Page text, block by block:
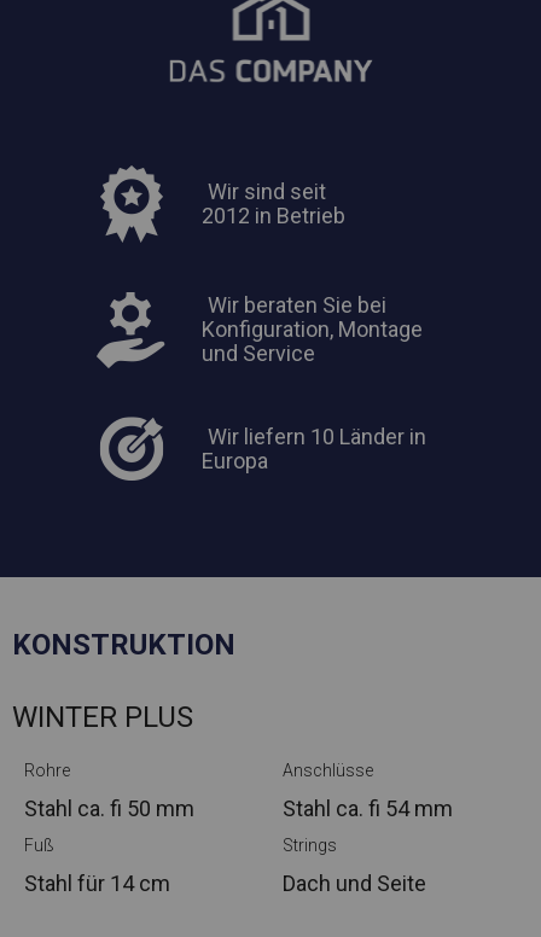
Wir sind seit
2012 in Betrieb
Wir beraten Sie bei
Konfiguration, Montage
und Service
Wir liefern 10 Länder in
Europa
KONSTRUKTION
WINTER PLUS
Rohre
Stahl ca. fi 50 mm
Anschlüsse
Stahl ca. fi 54 mm
Fuß
Stahl für 14 cm
Strings
Dach und Seite